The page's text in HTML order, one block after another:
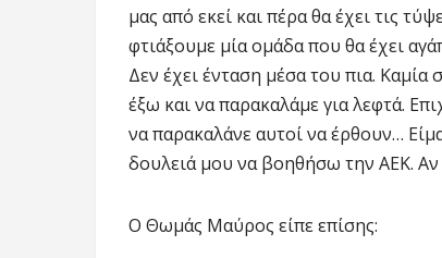
μας από εκεί και πέρα θα έχει τις
φτιάξουμε μία ομάδα που θα έχει
Δεν έχει ένταση μέσα του πια.
έξω και να παρακαλάμε για λεφτά.
να παρακαλάνε αυτοί να έρθουν…
δουλειά μου να βοηθήσω την ΑΕΚ.
O Θωμάς Μαύρος είπε επίσης: